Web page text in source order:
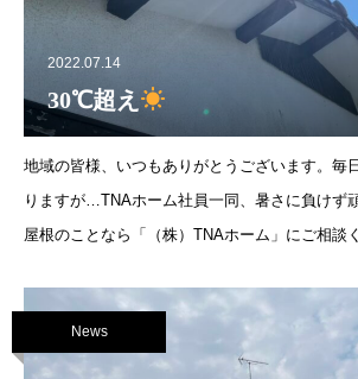
2022.07.14
30℃超え
地域の皆様、いつもありがとうございます。毎
りますが…TNAホーム社員一同、暑さに負けず
屋根のことなら「（株）TNAホーム」にご相談
News